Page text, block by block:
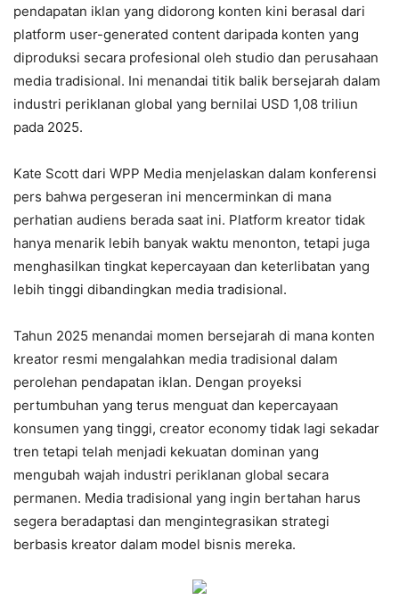
pendapatan iklan yang didorong konten kini berasal dari
platform user-generated content daripada konten yang
diproduksi secara profesional oleh studio dan perusahaan
media tradisional. Ini menandai titik balik bersejarah dalam
industri periklanan global yang bernilai USD 1,08 triliun
pada 2025.
Kate Scott dari WPP Media menjelaskan dalam konferensi
pers bahwa pergeseran ini mencerminkan di mana
perhatian audiens berada saat ini. Platform kreator tidak
hanya menarik lebih banyak waktu menonton, tetapi juga
menghasilkan tingkat kepercayaan dan keterlibatan yang
lebih tinggi dibandingkan media tradisional.
Tahun 2025 menandai momen bersejarah di mana konten
kreator resmi mengalahkan media tradisional dalam
perolehan pendapatan iklan. Dengan proyeksi
pertumbuhan yang terus menguat dan kepercayaan
konsumen yang tinggi, creator economy tidak lagi sekadar
tren tetapi telah menjadi kekuatan dominan yang
mengubah wajah industri periklanan global secara
permanen. Media tradisional yang ingin bertahan harus
segera beradaptasi dan mengintegrasikan strategi
berbasis kreator dalam model bisnis mereka.